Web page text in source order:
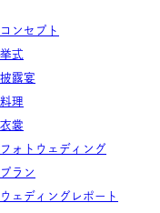
コンセプト
挙式
披露宴
料理
衣裳
フォトウェディング
プラン
ウェディングレポート